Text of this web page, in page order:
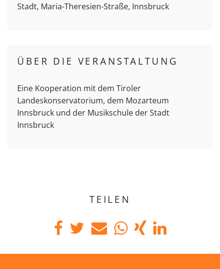
Stadt, Maria-Theresien-Straße, Innsbruck
ÜBER DIE VERANSTALTUNG
Eine Kooperation mit dem Tiroler
Landeskonservatorium, dem Mozarteum
Innsbruck und der Musikschule der Stadt
Innsbruck
TEILEN